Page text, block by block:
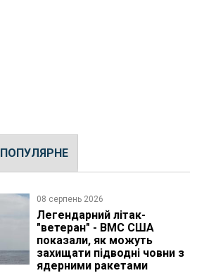
ПОПУЛЯРНЕ
08 серпень 2026
Легендарний літак-
"ветеран" - ВМС США
показали, як можуть
захищати підводні човни з
ядерними ракетами